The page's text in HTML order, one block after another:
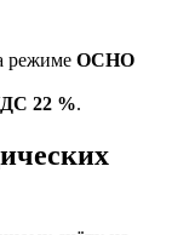
режиме ОСНО
22 %.